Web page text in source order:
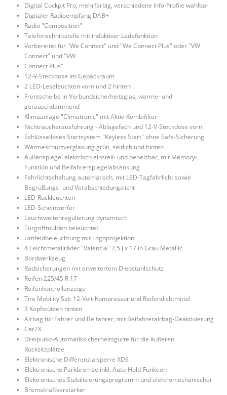
Digital Cockpit Pro, mehrfarbig, verschiedene Info-Profile wählbar
Digitaler Radioempfang DAB+
Radio "Composition"
Telefonschnittstelle mit induktiver Ladefunktion
Vorbereitet für "We Connect" und "We Connect Plus" oder "VW
Connect" und "VW
Connect Plus"
12-V-Steckdose im Gepäckraum
2 LED-Leseleuchten vorn und 2 hinten
Frontscheibe in Verbundsicherheitsglas, wärme- und
geräuschdämmend
Klimaanlage "Climatronic" mit Aktiv-Kombifilter
Nichtraucherausführung - Ablagefach und 12-V-Steckdose vorn
Schlüsselloses Startsystem "Keyless Start" ohne Safe-Sicherung
Wärmeschutzverglasung grün, seitlich und hinten
Außenspiegel elektrisch einstell- und beheizbar, mit Memory-
Funktion und Beifahrerspiegelabsenkung
Fahrlichtschaltung automatisch, mit LED-Tagfahrlicht sowie
Begrüßungs- und Verabschiedungslicht
LED-Rückleuchten
LED-Scheinwerfer
Leuchtweitenregulierung dynamisch
Türgriffmulden beleuchtet
Umfeldbeleuchtung mit Logoprojektion
4 Leichtmetallräder "Valencia" 7,5 J x 17 in Grau Metallic
Bordwerkzeug
Radsicherungen mit erweitertem Diebstahlschutz
Reifen 225/45 R 17
Reifenkontrollanzeige
Tire Mobility Set: 12-Volt-Kompressor und Reifendichtmittel
3 Kopfstützen hinten
Airbag für Fahrer und Beifahrer, mit Beifahrerairbag-Deaktivierung
Car2X
Dreipunkt-Automatiksicherheitsgurte für die äußeren
Rücksitzplätze
Elektronische Differenzialsperre XDS
Elektronische Parkbremse inkl. Auto-Hold-Funktion
Elektronisches Stabilisierungsprogramm und elektromechanischer
Bremskraftverstärker